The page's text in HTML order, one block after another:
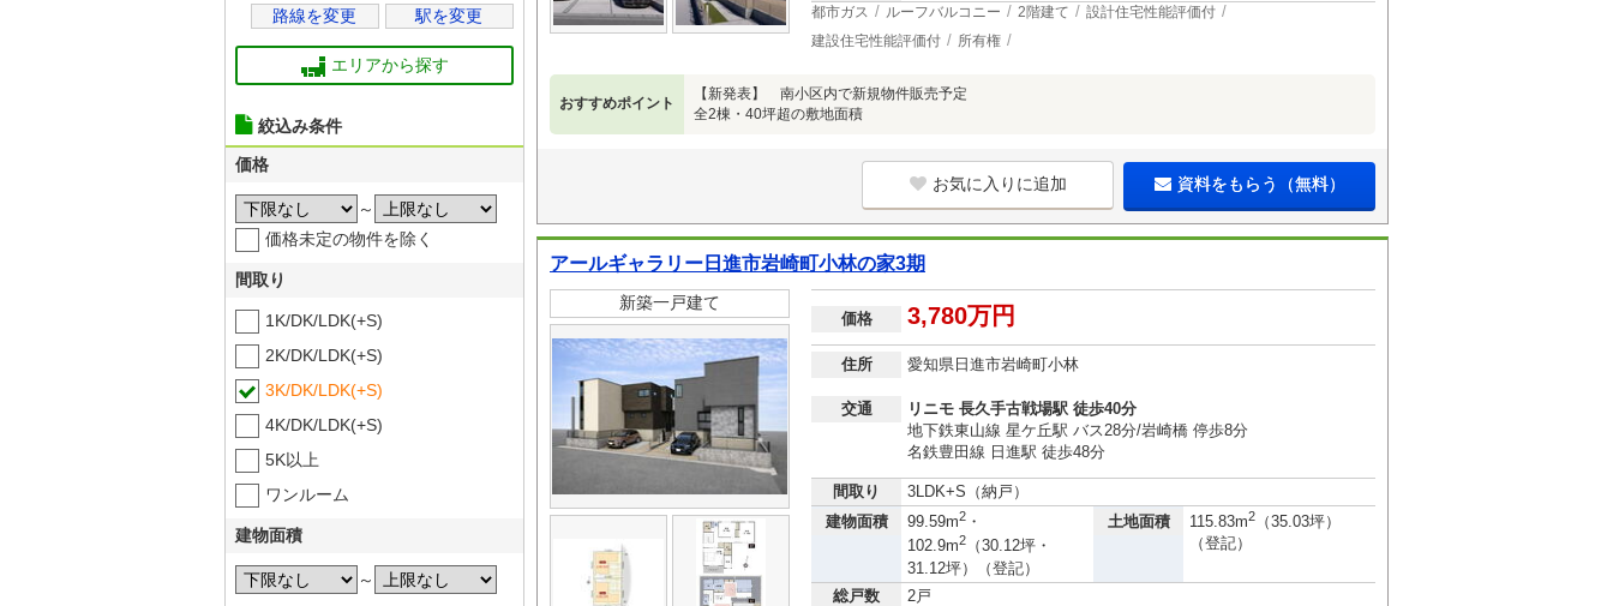
都市ガス ルーフバルコニー 2階建て
設計住宅性能評価付
建設住宅性能評価付
所有権
おすすめポイント
【新発表】 南小区内で新規物件販売予定
全2棟・40坪超の敷地面積
お気に入りに追加 資料をもらう（無料）
アールギャラリー日進市岩崎町小林の家3期
新築一戸建て
価格 3,780万円
住所 愛知県日進市岩崎町小林
交通
リニモ 長久手古戦場駅 徒歩40分
地下鉄東山線 星ケ丘駅 バス28分/岩崎橋 停歩8分
名鉄豊田線 日進駅 徒歩48分
間取り
3LDK+S（納戸）
建物面積
99.59m2 ・
102.9m2
（30.12坪・
31.12坪）（登記）
土地面積 115.83m2
（35.03坪）
（登記）
総戸数 2戸
路線を変更
駅を変更
エリアから探す
絞込み条件
価格
～
価格未定の物件を除く
間取り
1K/DK/LDK(+S)
2K/DK/LDK(+S)
3K/DK/LDK(+S)
4K/DK/LDK(+S)
5K以上
ワンルーム
建物面積
～